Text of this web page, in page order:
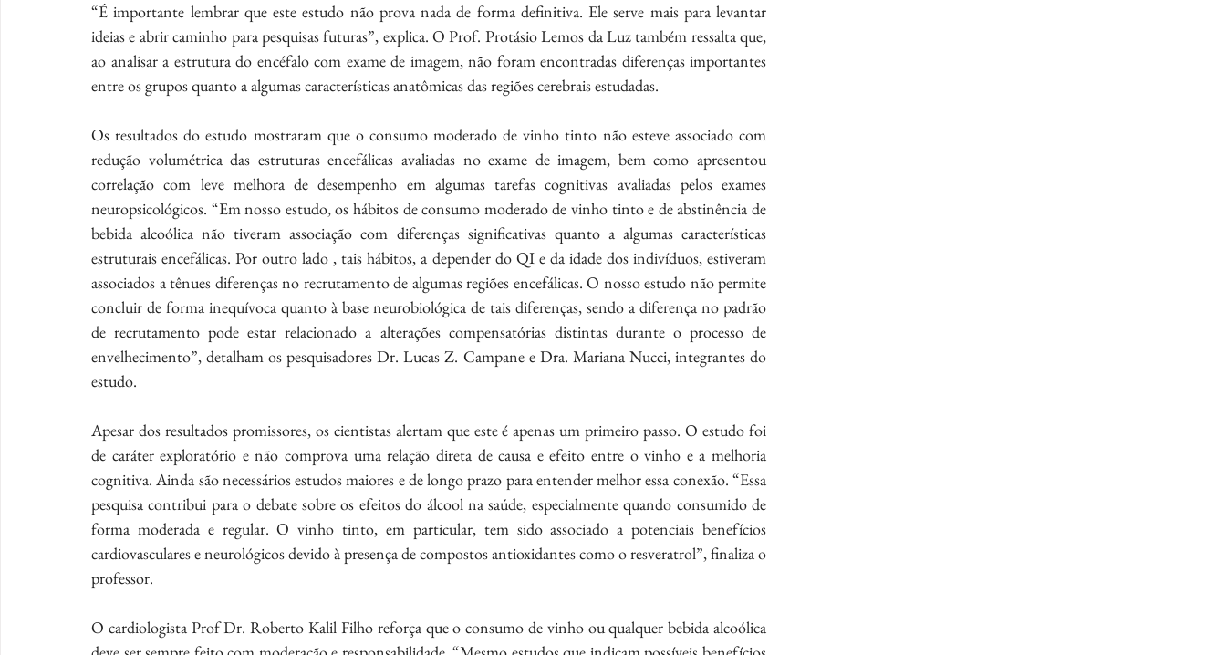
“É importante lembrar que este estudo não prova nada de forma definitiva. Ele serve mais para levantar
ideias e abrir caminho para pesquisas futuras”, explica. O Prof. Protásio Lemos da Luz também ressalta que,
ao analisar a estrutura do encéfalo com exame de imagem, não foram encontradas diferenças importantes
entre os grupos quanto a algumas características anatômicas das regiões cerebrais estudadas.
Os resultados do estudo mostraram que o consumo moderado de vinho tinto não esteve associado com
redução volumétrica das estruturas encefálicas avaliadas no exame de imagem, bem como apresentou
correlação com leve melhora de desempenho em algumas tarefas cognitivas avaliadas pelos exames
neuropsicológicos. “Em nosso estudo, os hábitos de consumo moderado de vinho tinto e de abstinência de
bebida alcoólica não tiveram associação com diferenças significativas quanto a algumas características
estruturais encefálicas. Por outro lado , tais hábitos, a depender do QI e da idade dos indivíduos, estiveram
associados a tênues diferenças no recrutamento de algumas regiões encefálicas. O nosso estudo não permite
concluir de forma inequívoca quanto à base neurobiológica de tais diferenças, sendo a diferença no padrão
de recrutamento pode estar relacionado a alterações compensatórias distintas durante o processo de
envelhecimento”, detalham os pesquisadores Dr. Lucas Z. Campane e Dra. Mariana Nucci, integrantes do
estudo.
Apesar dos resultados promissores, os cientistas alertam que este é apenas um primeiro passo. O estudo foi
de caráter exploratório e não comprova uma relação direta de causa e efeito entre o vinho e a melhoria
cognitiva. Ainda são necessários estudos maiores e de longo prazo para entender melhor essa conexão. “Essa
pesquisa contribui para o debate sobre os efeitos do álcool na saúde, especialmente quando consumido de
forma moderada e regular. O vinho tinto, em particular, tem sido associado a potenciais benefícios
cardiovasculares e neurológicos devido à presença de compostos antioxidantes como o resveratrol”, finaliza o
professor.
O cardiologista Prof Dr. Roberto Kalil Filho reforça que o consumo de vinho ou qualquer bebida alcoólica